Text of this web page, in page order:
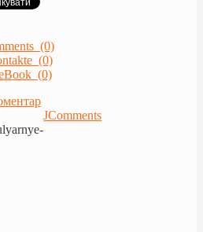
(0)
(0)
(0)
JComments